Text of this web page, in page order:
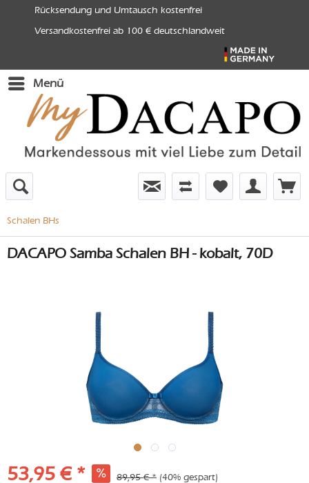
Rücksendung und Umtausch kostenfrei
Versandkostenfrei ab 100 € deutschlandweit
Menü
Schalen BHs
DACAPO Samba Schalen BH - kobalt, 70D
53,95 € * 89,95 € * (40% gespart)